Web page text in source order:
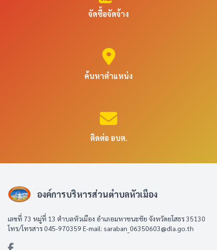
จัดซื้อจัดจ้าง
ค้นหาตำแหน่ง
ติดต่อ อบต.
องค์การบริหารส่วนตำบลหัวเมือง
เลขที่ 73 หมู่ที่ 13 ตำบลหัวเมือง อำเภอมหาชนะชัย จังหวัดยโสธร 35130
โทร/โทรสาร 045-970359 E-mail: saraban_06350603@dla.go.th